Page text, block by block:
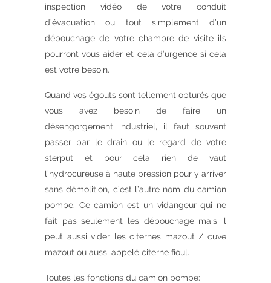
inspection vidéo de votre conduit
d’évacuation ou tout simplement d’un
débouchage de votre chambre de visite ils
pourront vous aider et cela d’urgence si cela
est votre besoin.
Quand vos égouts sont tellement obturés que
vous avez besoin de faire un
désengorgement industriel, il faut souvent
passer par le drain ou le regard de votre
sterput et pour cela rien de vaut
l’hydrocureuse à haute pression pour y arriver
sans démolition, c’est l’autre nom du camion
pompe. Ce camion est un vidangeur qui ne
fait pas seulement les débouchage mais il
peut aussi vider les citernes mazout / cuve
mazout ou aussi appelé citerne fioul.
Toutes les fonctions du camion pompe: